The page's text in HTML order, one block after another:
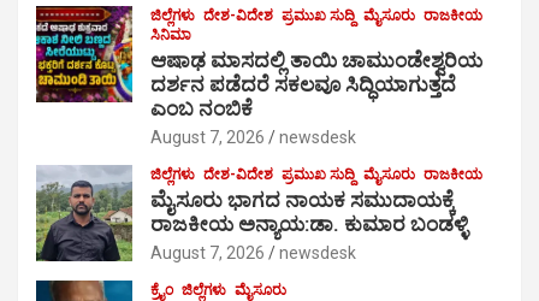
ಜಿಲ್ಲೆಗಳು ದೇಶ-ವಿದೇಶ ಪ್ರಮುಖ ಸುದ್ದಿ ಮೈಸೂರು ರಾಜಕೀಯ
ಸಿನಿಮಾ
ಆಷಾಢ ಮಾಸದಲ್ಲಿ ತಾಯಿ ಚಾಮುಂಡೇಶ್ವರಿಯ
ದರ್ಶನ ಪಡೆದರೆ ಸಕಲವೂ ಸಿದ್ಧಿಯಾಗುತ್ತದೆ
ಎಂಬ ನಂಬಿಕೆ
August 7, 2026 newsdesk
ಜಿಲ್ಲೆಗಳು ದೇಶ-ವಿದೇಶ ಪ್ರಮುಖ ಸುದ್ದಿ ಮೈಸೂರು ರಾಜಕೀಯ
ಮೈಸೂರು ಭಾಗದ ನಾಯಕ ಸಮುದಾಯಕ್ಕೆ
ರಾಜಕೀಯ ಅನ್ಯಾಯ:ಡಾ. ಕುಮಾರ ಬಂಡಳ್ಳಿ
August 7, 2026 newsdesk
ಕ್ರೈಂ ಜಿಲ್ಲೆಗಳು ಮೈಸೂರು